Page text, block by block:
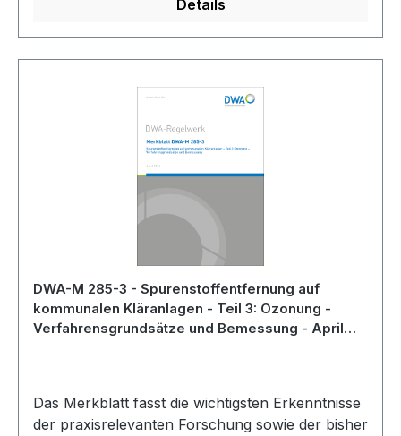
Details
DWA-M 285-3 - Spurenstoffentfernung auf
kommunalen Kläranlagen - Teil 3: Ozonung -
Verfahrensgrundsätze und Bemessung - April
Das Merkblatt fasst die wichtigsten Erkenntnisse
der praxisrelevanten Forschung sowie der bisher